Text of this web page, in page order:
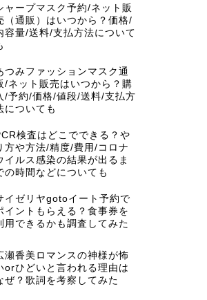
ャープマスク予約/ネット販
（通販）はいつから？価格/
容量/送料/支払方法について
つみファッションマスク通
/ネット販売はいつから？購
/予約/価格/値段/送料/支払方
についても
検査はどこでできる？や
方や方法/精度/費用/コロナ
イルス感染の結果が出るま
の時間などについても
イゼリヤgotoイート予約で
イントもらえる？食事券を
用できるかも調査してみた
瀬香美ロマンスの神様が怖
orひどいと言われる理由は
ぜ？歌詞を考察してみた